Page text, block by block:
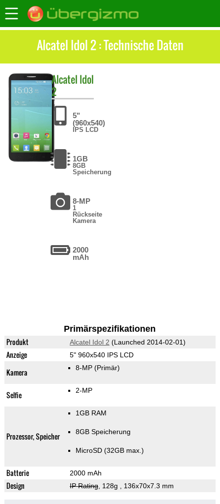
Alcatel Idol 2 : Technische Daten
Alcatel Idol
2
5"
(960x540)
IPS LCD
1GB
8GB
Speicherung
8-MP
1
Rückseite
Kamera
2000
mAh
Primärspezifikationen
Produkt Alcatel Idol 2 (Launched 2014-02-01)
Anzeige 5" 960x540 IPS LCD
Kamera 8-MP (Primär)
Selfie 2-MP
Prozessor, Speicher
1GB RAM
8GB Speicherung
MicroSD (32GB max.)
Batterie 2000 mAh
Design IP Rating, 128g , 136x70x7.3 mm